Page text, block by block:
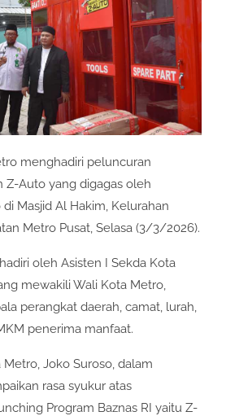
menghadiri peluncuran
Z-Auto yang digagas oleh
Masjid Al Hakim, Kelurahan
Metro Pusat, Selasa (3/3/2026).
oleh Asisten I Sekda Kota
mewakili Wali Kota Metro,
perangkat daerah, camat, lurah,
penerima manfaat.
Joko Suroso, dalam
rasa syukur atas
Program Baznas RI yaitu Z-